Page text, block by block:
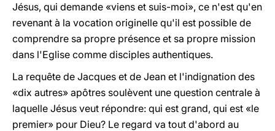
Jésus, qui demande «viens et suis-moi», ce n'est qu'en
revenant à la vocation originelle qu'il est possible de
comprendre sa propre présence et sa propre mission
dans l'Eglise comme disciples authentiques.
La requête de Jacques et de Jean et l'indignation des
«dix autres» apôtres soulèvent une question centrale à
laquelle Jésus veut répondre: qui est grand, qui est «le
premier» pour Dieu? Le regard va tout d'abord au